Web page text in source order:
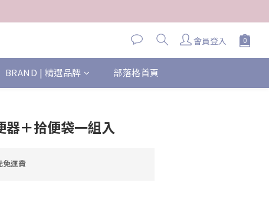
會員登入
BRAND | 精選品牌 部落格首頁
器＋拾便袋一組入
免運費